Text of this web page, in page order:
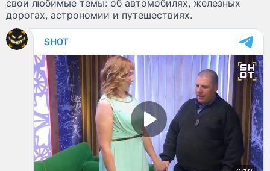
свои любимые темы: об автомобилях, железных
дорогах, астрономии и путешествиях.